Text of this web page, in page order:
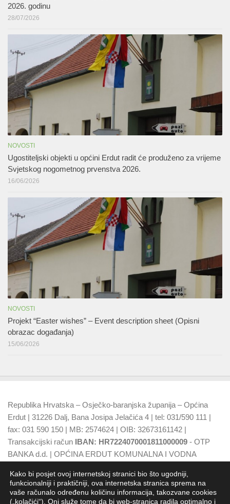
2026. godinu
28/07/2026
NOVOSTI
Ugostiteljski objekti u općini Erdut radit će produženo za vrijeme
Svjetskog nogometnog prvenstva 2026.
16/06/2026
NOVOSTI
Projekt “Easter wishes” – Event description sheet (Opisni
obrazac događanja)
15/06/2026
Republika Hrvatska – Osječko-baranjska županija – Općina
Erdut | 31226 Dalj, Bana Josipa Jelačića 4 | tel: 031/590 111 |
fax: 031 590 150 | MB: 2574624 | OIB: 32673161142 |
Transakcijski račun IBAN: HR7224070001811000009 - OTP
BANKA d.d. | OPĆINA ERDUT KOMUNALNA I VODNA
d.d.
Kako bi posjet ovoj internetskoj stranici bio što ugodniji,
funkcionalniji i praktičniji, ova internetska stranica sprema na
vaše računalo određenu količinu informacija, takozvane cookies
(„kolačići“). Oni služe tome da bi web-stranica radila optimalno i